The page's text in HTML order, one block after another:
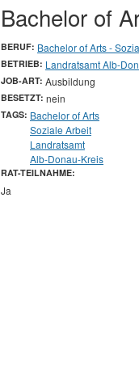
Bachelor of
BERUF: Bachelor of Arts -
BETRIEB: Landratsamt Alb-
JOB-ART: Ausbildung
BESETZT: nein
TAGS: Bachelor of Arts
Soziale Arbeit
Landratsamt
Alb-Donau-Kreis
RAT-TEILNAHME:
Ja